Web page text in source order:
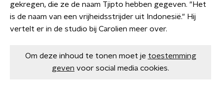
gekregen, die ze de naam Tjipto hebben gegeven. "Het
is de naam van een vrijheidsstrijder uit Indonesië." Hij
vertelt er in de studio bij Carolien meer over.
Om deze inhoud te tonen moet je toestemming
geven voor social media cookies.